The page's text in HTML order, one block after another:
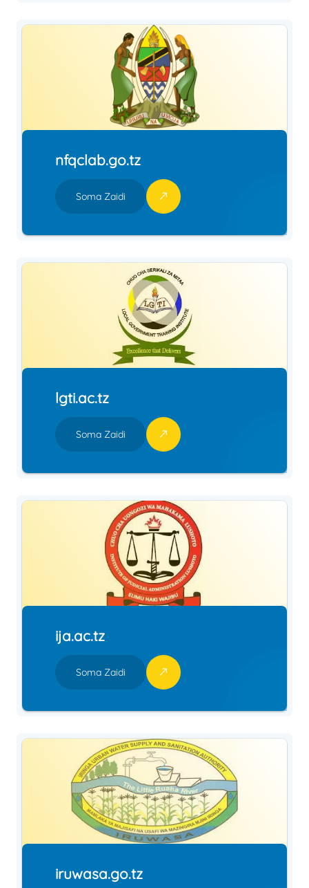
nfqclab.go.tz
Soma Zaidi
lgti.ac.tz
Soma Zaidi
ija.ac.tz
Soma Zaidi
iruwasa.go.tz